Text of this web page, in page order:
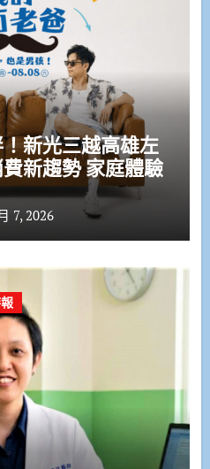
新光三越高雄左
勢 家庭體驗
7, 2026